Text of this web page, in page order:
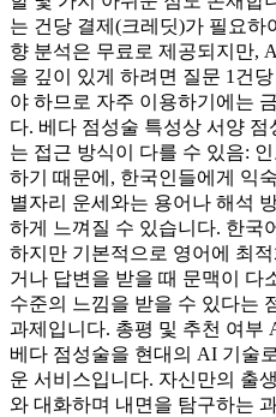
는 건당 결제(크레딧)가 필요하
향 분석은 무료로 제공되지만,
을 깊이 있게 하려면 질문 1건
야 하므로 자주 이용하기에는
다. 베다 점성술 특성상 서양
는 접근 방식이 다를 수 있음:
하기 때문에, 한국인들에게 익
별자리 운세와는 용어나 해석
하게 느껴질 수 있습니다. 한국
하지만 기본적으로 영어에 최
거나 답변을 받을 때 문맥이 다
수준의 느낌을 받을 수 있다는
과제입니다. 총평 및 추천 여부
베다 점성술을 현대의 AI 기술
운 서비스입니다. 자신만의 출
와 대화하며 내면을 탐구하는